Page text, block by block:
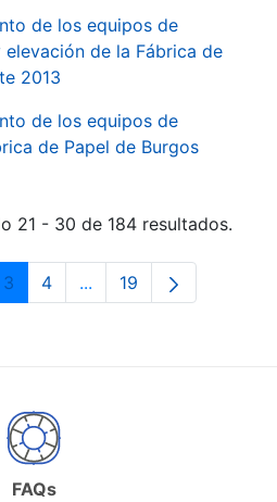
de los equipos de
de la Fábrica de
2013
de los equipos de
de Papel de Burgos
21 - 30 de 184 resultados.
Página
3 Página
4 ...Páginas intermedias
Página
19
FAQs